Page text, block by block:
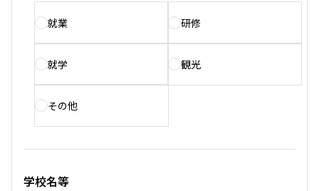
就業 研修
就学 観光
その他
学校名等